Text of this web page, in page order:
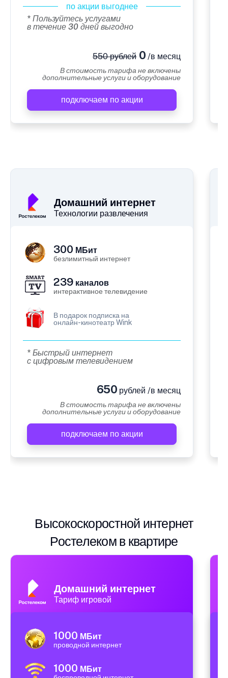
по акции выгоднее
* Пользуйтесь услугами
в течение 30 дней выгодно
550 рублей0 /в месяц
В стоимость тарифа не включены
дополнительные услуги и оборудование
подключаем по акции
Домашний интернет
Технологии развлечения
300 МБит
безлимитный интернет
239 каналов
интерактивное телевидение
В подарок подписка на
онлайн-кинотеатр Wink
* Быстрый интернет
с цифровым телевидением
650 рублей /в месяц
В стоимость тарифа не включены
дополнительные услуги и оборудование
подключаем по акции
Высокоскоростной интернет
Ростелеком в квартире
Домашний интернет
Тариф игровой
1000 МБит
проводной интернет
1000 МБит